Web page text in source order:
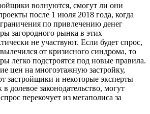
волнуются, смогут ли они
после 1 июля 2018 года, когда
по привлечению денег
загородного рынка в этих
не участвуют. Если будет спрос,
от кризисного синдрома, то
легко подстроятся под новые правила.
цен на многоэтажную застройку,
застройщики и некоторые эксперты
долевое законодательство, могут
перекочует из мегаполиса за